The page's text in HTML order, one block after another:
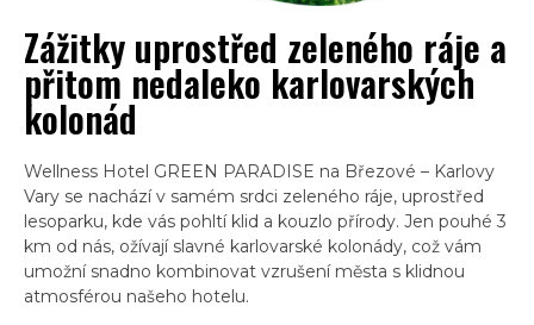
Zážitky uprostřed zeleného ráje a
přitom nedaleko karlovarských
kolonád
Wellness Hotel GREEN PARADISE na Březové – Karlovy
Vary se nachází v samém srdci zeleného ráje, uprostřed
lesoparku, kde vás pohltí klid a kouzlo přírody. Jen pouhé 3
km od nás, ožívají slavné karlovarské kolonády, což vám
umožní snadno kombinovat vzrušení města s klidnou
atmosférou našeho hotelu.